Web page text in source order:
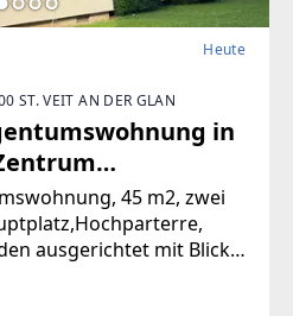
Heute
ST. VEIT AN DER GLAN
in
45 m2, zwei
ausgerichtet mit Blick
über nur 4 Stufen in die